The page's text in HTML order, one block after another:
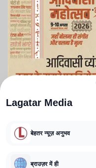
CORRECTIONS POLICY
Lagatar Media
बेहतर न्यूज़ अनुभव
ब्राउज़र में ही